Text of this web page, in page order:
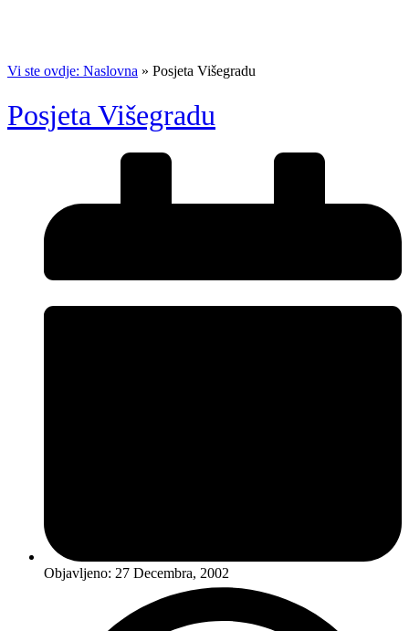
Vi ste ovdje: Naslovna » Posjeta Višegradu
Posjeta Višegradu
Objavljeno: 27 Decembra, 2002